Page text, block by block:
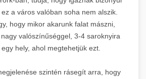
a város valóban soha nem alszik.
hogy mikor akarunk falat mászni,
valószínűséggel, 3-4 saroknyira
hely, ahol megtehetjük ezt.
szintén rásegít arra, hogy